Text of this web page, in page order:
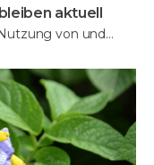
aktuell
von und…